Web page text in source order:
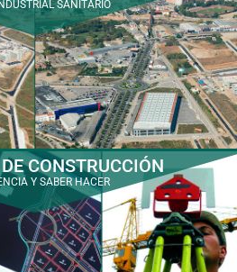
SANITARIO
CONSTRUCCIÓN
Y SABER HACER